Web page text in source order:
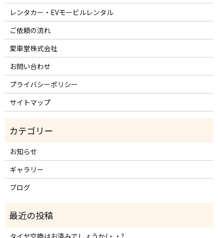
レンタカー・EVモービルレンタル
ご依頼の流れ
愛車堂株式会社
お問い合わせ
プライバシーポリシー
サイトマップ
お知らせ
ギャラリー
ブログ